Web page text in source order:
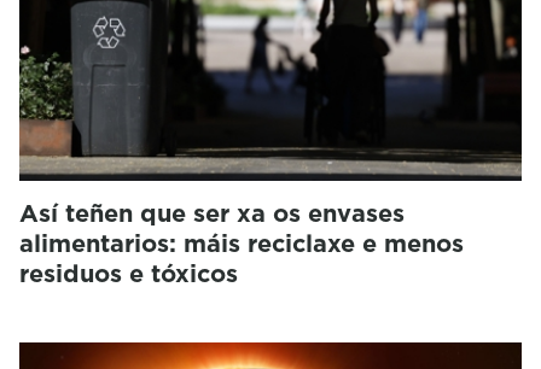
Así teñen que ser xa os envases
alimentarios: máis reciclaxe e menos
residuos e tóxicos